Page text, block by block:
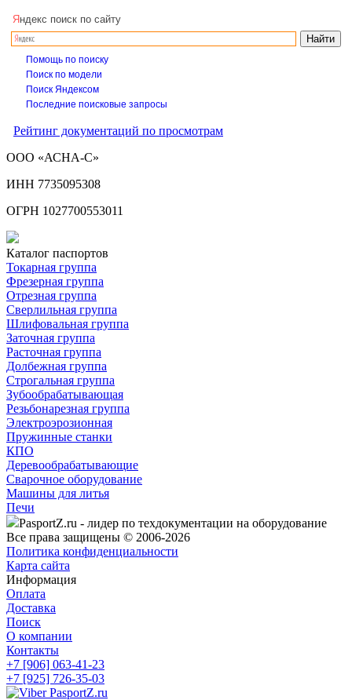
Я ндекс поиск по сайту
Помощь по поиску
Поиск по модели
Поиск Яндексом
Последние поисковые запросы
Рейтинг документаций по просмотрам
ООО «АСНА-С»
ИНН 7735095308
ОГРН 1027700553011
Каталог паспортов
Токарная группа
Фрезерная группа
Отрезная группа
Сверлильная группа
Шлифовальная группа
Заточная группа
Расточная группа
Долбежная группа
Строгальная группа
Зубообрабатывающая
Резьбонарезная группа
Электроэрозионная
Пружинные станки
КПО
Деревообрабатывающие
Сварочное оборудование
Машины для литья
Печи
PasportZ.ru - лидер по техдокументации на оборудование
Все права защищены © 2006-2026
Политика конфиденциальности
Карта сайта
Информация
Оплата
Доставка
Поиск
О компании
Контакты
+7 [906] 063-41-23
+7 [925] 726-35-03